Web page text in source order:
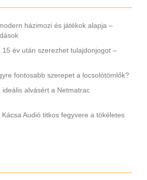
házimozi és játékok alapja –
15 év után szerezhet tulajdonjogot –
fontosabb szerepet a locsolótömlők?
alvásért a Netmatrac
Audió titkos fegyvere a tökéletes